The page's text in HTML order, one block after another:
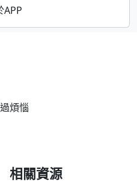
APP
煩惱
相關資源